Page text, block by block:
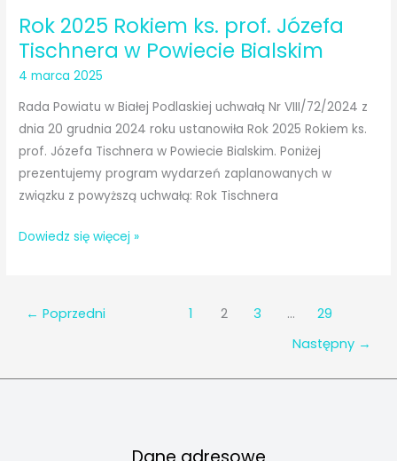
Rok 2025 Rokiem ks. prof. Józefa
Tischnera w Powiecie Bialskim
4 marca 2025
Rada Powiatu w Białej Podlaskiej uchwałą Nr VIII/72/2024 z
dnia 20 grudnia 2024 roku ustanowiła Rok 2025 Rokiem ks.
prof. Józefa Tischnera w Powiecie Bialskim. Poniżej
prezentujemy program wydarzeń zaplanowanych w
związku z powyższą uchwałą: Rok Tischnera
Rok
Dowiedz się więcej »
← Poprzedni 1 2 3 …
29
Następny →